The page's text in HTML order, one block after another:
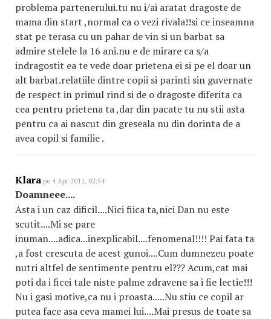
problema partenerului.tu nu i/ai aratat dragoste de
mama din start ,normal ca o vezi rivala!!si ce inseamna
stat pe terasa cu un pahar de vin si un barbat sa
admire stelele la 16 ani.nu e de mirare ca s/a
indragostit ea te vede doar prietena ei si pe el doar un
alt barbat.relatiile dintre copii si parinti sin guvernate
de respect in primul rind si de o dragoste diferita ca
cea pentru prietena ta ,dar din pacate tu nu stii asta
pentru ca ai nascut din greseala nu din dorinta de a
avea copil si familie .
Klara pe 4 Apr 2011, 02:54
Doamneee....
Asta i un caz dificil....Nici fiica ta,nici Dan nu este
scutit....Mi se pare
inuman....adica...inexplicabil....fenomenal!!!! Pai fata ta
,a fost crescuta de acest gunoi....Cum dumnezeu poate
nutri altfel de sentimente pentru el??? Acum,cat mai
poti da i ficei tale niste palme zdravene sa i fie lectie!!!
Nu i gasi motive,ca nu i proasta.....Nu stiu ce copil ar
putea face asa ceva mamei lui....Mai presus de toate sa